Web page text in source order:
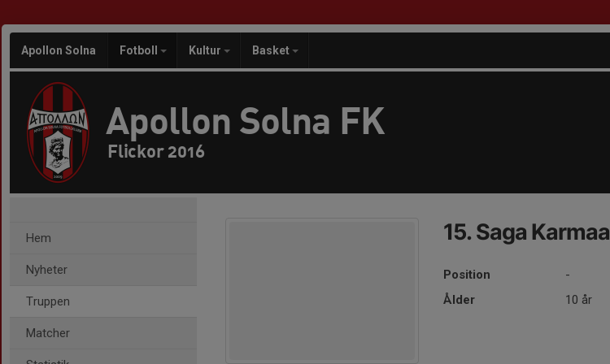
Apollon Solna Fotboll Kultur Basket
Apollon Solna FK
Flickor 2016
Hem
Nyheter
Truppen
Matcher
15. Saga Karmaa
Position
-
Ålder
10 år